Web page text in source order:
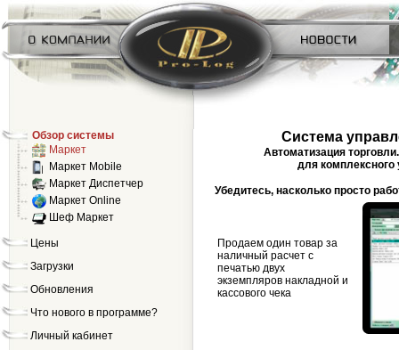
Обзор системы
Маркет
Маркет Mobile
Маркет Диспетчер
Маркет Online
Шеф Маркет
Цены
Загрузки
Обновления
Что нового в программе?
Личный кабинет
Система
Автоматизация
для комплексного
Убедитесь, насколько просто
Продаем один товар за
наличный расчет с
печатью двух
экземпляров накладной и
кассового чека